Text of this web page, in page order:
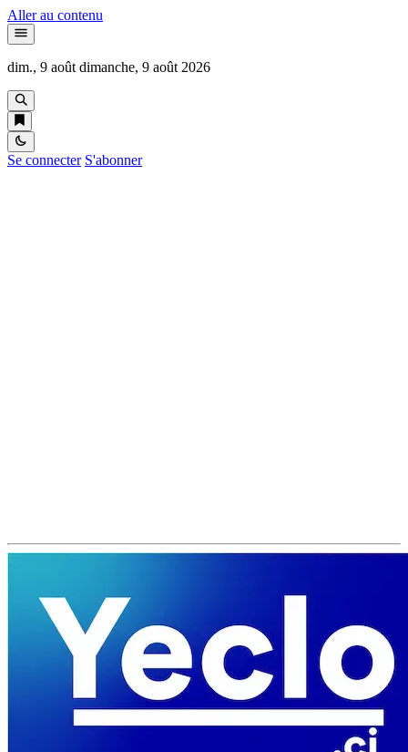
Aller au contenu
dim., 9 août dimanche, 9 août 2026
Se connecter S'abonner